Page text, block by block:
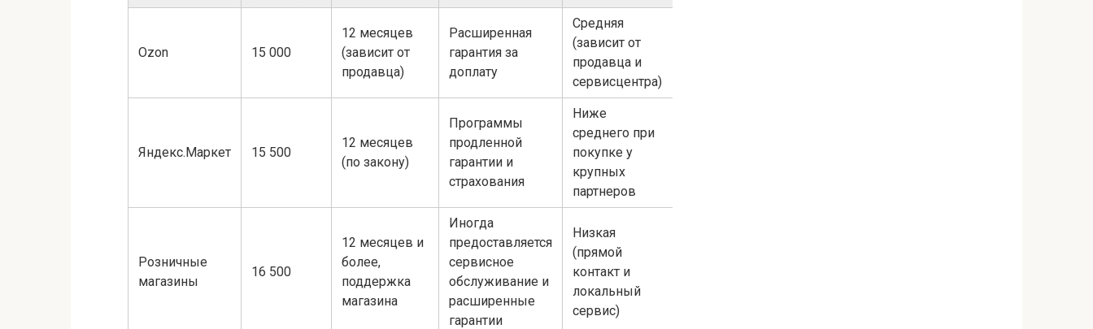
Ozon 15 000
12 месяцев
(зависит от
продавца)
Расширенная
гарантия за
доплату
Средняя
(зависит от
продавца и
сервисцентра)
Яндекс.Маркет 15 500
12 месяцев
(по закону)
Программы
продленной
гарантии и
страхования
Ниже
среднего при
покупке у
крупных
партнеров
Розничные
магазины
16 500
12 месяцев и
более,
поддержка
магазина
Иногда
предоставляется
сервисное
обслуживание и
расширенные
гарантии
Низкая
(прямой
контакт и
локальный
сервис)